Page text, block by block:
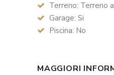
Terreno: Terreno
Garage: Si
Piscina: No
MAGGIORI